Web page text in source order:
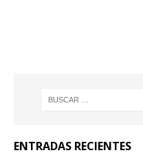
ENTRADAS RECIENTES